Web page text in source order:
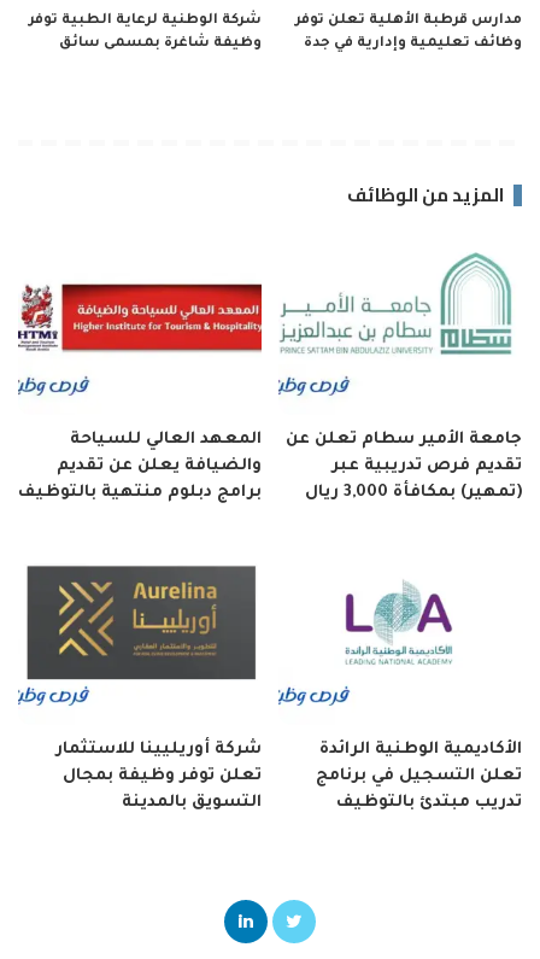
مدارس قرطبة الأهلية تعلن توفر
وظائف تعليمية وإدارية في جدة
شركة الوطنية لرعاية الطبية توفر
وظيفة شاغرة بمسمى سائق
المزيد من الوظائف
جامعة الأمير سطام تعلن عن
تقديم فرص تدريبية عبر
(تمهير) بمكافأة 3,000 ريال
المعهد العالي للسياحة
والضيافة يعلن عن تقديم
برامج دبلوم منتهية بالتوظيف
الأكاديمية الوطنية الرائدة
تعلن التسجيل في برنامج
تدريب مبتدئ بالتوظيف
شركة أوريليينا للاستثمار
تعلن توفر وظيفة بمجال
التسويق بالمدينة